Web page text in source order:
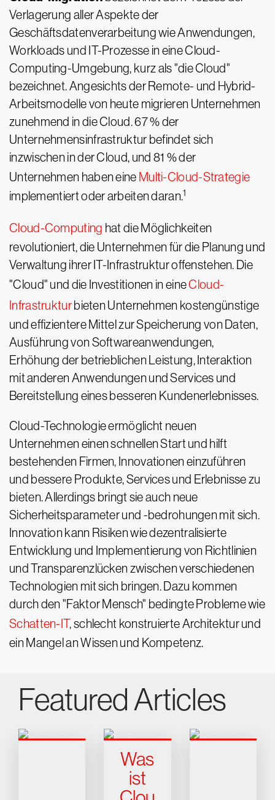
Verlagerung aller Aspekte der
Geschäftsdatenverarbeitung wie Anwendungen,
Workloads und IT-Prozesse in eine Cloud-
Computing-Umgebung, kurz als "die Cloud"
bezeichnet. Angesichts der Remote- und Hybrid-
Arbeitsmodelle von heute migrieren Unternehmen
zunehmend in die Cloud. 67 % der
Unternehmensinfrastruktur befindet sich
inzwischen in der Cloud, und 81 % der
Unternehmen haben eine Multi-Cloud-Strategie
implementiert oder arbeiten daran.1
Cloud-Computing hat die Möglichkeiten
revolutioniert, die Unternehmen für die Planung und
Verwaltung ihrer IT-Infrastruktur offenstehen. Die
"Cloud" und die Investitionen in eineCloud-
Infrastrukturbieten Unternehmen kostengünstige
und effizientere Mittel zur Speicherung von Daten,
Ausführung von Softwareanwendungen,
Erhöhung der betrieblichen Leistung, Interaktion
mit anderen Anwendungen und Services und
Bereitstellung eines besseren Kundenerlebnisses.
Cloud-Technologie ermöglicht neuen
Unternehmen einen schnellen Start und hilft
bestehenden Firmen, Innovationen einzuführen
und bessere Produkte, Services und Erlebnisse zu
bieten. Allerdings bringt sie auch neue
Sicherheitsparameter und -bedrohungen mit sich.
Innovation kann Risiken wie dezentralisierte
Entwicklung und Implementierung von Richtlinien
und Transparenzlücken zwischen verschiedenen
Technologien mit sich bringen. Dazu kommen
durch den "Faktor Mensch" bedingte Probleme wie
Schatten-IT, schlecht konstruierte Architektur und
ein Mangel an Wissen und Kompetenz.
Featured Articles
Was
ist